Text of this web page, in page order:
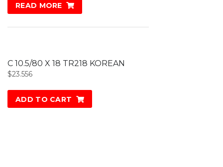
READ MORE
C 10.5/80 X 18 TR218 KOREAN
$23.556
ADD TO CART